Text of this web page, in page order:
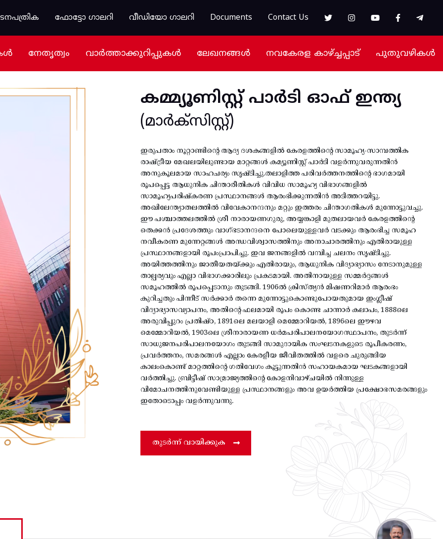
ഫോട്ടോ ഗാലറി വീഡിയോ ഗാലറി Documents Contact Us
നേതൃത്വം വാർത്താക്കുറിപ്പുകൾ ലേഖനങ്ങൾ നവകേരള കാഴ്ച്ചപ്പാട് പുതുവഴികൾ
കമ്മ്യൂണിസ്റ്റ് പാർടി ഓഫ് ഇന്ത്യ
(മാർക്സിസ്റ്റ്)
ഇരുപതാം നൂറ്റാണ്ടിന്റെ ആദ്യ ദശകങ്ങളിൽ കേരളത്തിന്റെ സാമൂഹ്യ-സാമ്പത്തിക
രാഷ്ട്രീയ മേഖലയിലുണ്ടായ മാറ്റങ്ങൾ കമ്യൂണിസ്റ്റ് പാർടി വളർന്നുവരുന്നതിൻ
അനുകൂലമായ സാഹചര്യം സൃഷ്ടിച്ചു.തലാളിത്ത പരിവർത്തനത്തിന്റെ ഭാഗമായി
രൂപപ്പെട്ട ആധുനിക ചിന്താരീതികൾ വിവിധ സാമൂഹ്യ വിഭാഗങ്ങളിൽ
സാമൂഹ്യപരിഷ്കരണ പ്രസ്ഥാനങ്ങൾ ആരംഭിക്കുന്നതിൻ അടിത്തറയിട്ടു.
അഖിലേന്ത്യാതലത്തിൽ വിവേകാനന്ദനും മറ്റും ഇത്തരം ചിന്താഗതികൾ മുന്നോട്ടുവച്ചു.
ഈ പശ്ചാത്തലത്തിൽ ശ്രീ നാരായണഗുരു, അയ്യങ്കാളി മുതലായവർ കേരളത്തിന്റെ
തെക്കൻ പ്രദേശത്തും വാഗ്ഭടാനന്ദനെ പോലെയുള്ളവർ വടക്കും ആരംഭിച്ച സമൂഹ
നവീകരണ മുന്നേറ്റങ്ങൾ അന്ധവിശ്വാസത്തിനും അനാചാരത്തിനും എതിരായുള്ള
പ്രസ്ഥാനങ്ങളായി രൂപംപ്രാപിച്ചു. ഇവ ജനങ്ങളിൽ വമ്പിച്ച ചലനം സൃഷ്ടിച്ചു.
അയിത്തത്തിനും ജാതീയതയ്ക്കും എതിരായും, ആധുനിക വിദ്യാഭ്യാസം നേടാനുമുള്ള
താല്പര്യവും എല്ലാ വിഭാഗക്കാരിലും പ്രകടമായി. അതിനായുള്ള സമ്മർദ്ദങ്ങൾ
സമൂഹത്തിൽ രൂപപ്പെടാനും തുടങ്ങി. 1906ൽ ക്രിസ്ത്യൻ മിഷണറിമാർ ആരംഭം
കുറിച്ചതും പിന്നീട് സർക്കാർ തന്നെ മുന്നോട്ടുകൊണ്ടുപോയതുമായ ഇംഗ്ലീഷ്
വിദ്യാഭ്യാസവ്യാപനം, അതിന്റെ ഫലമായി രൂപം കൊണ്ട ചാന്നാർ കലാപം, 1888ലെ
അരുവിപ്പുറം പ്രതിഷ്ഠ, 1891ലെ മലയാളി മെമ്മോറിയൽ, 1896ലെ ഈഴവ
മെമ്മോറിയൽ, 1903ലെ ശ്രീനാരായണ ധർമപരിപാലനയോഗസ്ഥാപനം, തുടർന്ന്
സാധുജനപരിപാലനയോഗം തുടങ്ങി സാമുദായിക സംഘടനകളുടെ രൂപീകരണം,
പ്രവർത്തനം, സമരങ്ങൾ എല്ലാം കേരളീയ ജീവിതത്തിൽ വളരെ ചുരുങ്ങിയ
കാലംകൊണ്ട് മാറ്റത്തിന്റെ ഗതിവേഗം കൂട്ടുന്നതിൻ സഹായകമായ ഘടകങ്ങളായി
വർത്തിച്ചു. ബ്രിട്ടീഷ് സാമ്രാജ്യത്തിന്റെ കോളനിവാഴ്ചയിൽ നിന്നുള്ള
വിമോചനത്തിനുവേണ്ടിയുള്ള പ്രസ്ഥാനങ്ങളും അവ ഉയർത്തിയ പ്രക്ഷോഭസമരങ്ങളും
ഇതോടൊപ്പം വളർന്നുവന്നു.
തുടർന്ന് വായിക്കുക